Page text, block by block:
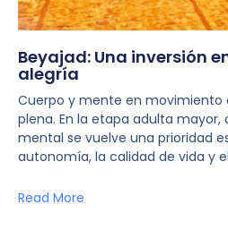
Beyajad: Una inversión
alegría
Cuerpo y mente en movimiento
plena. En la etapa adulta mayor,
mental se vuelve una prioridad
autonomía, la calidad de vida y
Read More